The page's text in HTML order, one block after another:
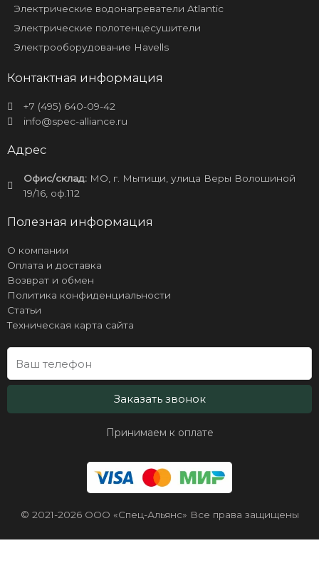
Электрические водонагреватели Atlantic
Электрические полотенцесушители
Электрооборудование Havells
Контактная информация
+7 (495) 640-09-42
info@spec-alliance.ru
Адрес
Офис/склад:МО, г. Мытищи, улица Веры Волошиной
19/16, оф.112
Полезная информация
О компании
Оплата и доставка
Возврат и обмен
Политика конфиденциальности
Статьи
Техническая карта сайта
Заказать звонок
Принимаем к оплате
© 2021-2026 ООО «Спец-Альянс» Все права защищены